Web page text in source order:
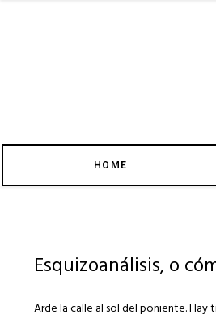
HOME
Esquizoanálisis, o
Arde la calle al sol del poniente. Hay